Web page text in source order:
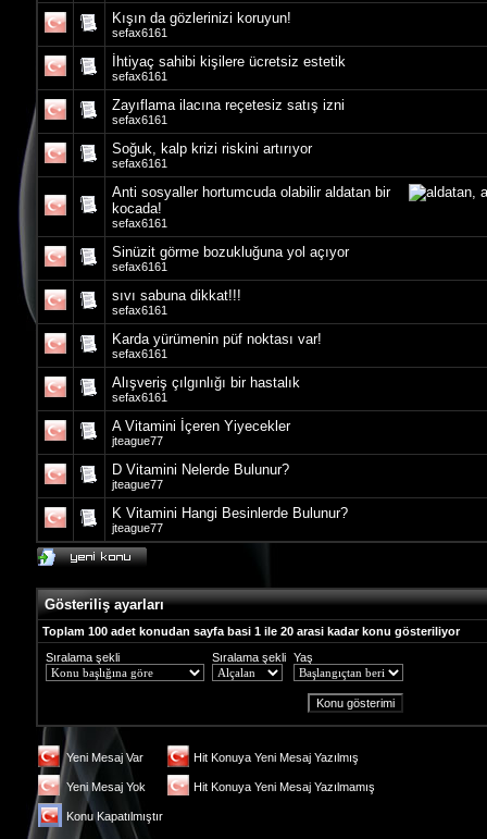
Kışın da gözlerinizi koruyun!
sefax6161
İhtiyaç sahibi kişilere ücretsiz estetik
sefax6161
Zayıflama ilacına reçetesiz satış izni
sefax6161
Soğuk, kalp krizi riskini artırıyor
sefax6161
Anti sosyaller hortumcuda olabilir aldatan bir
kocada!
sefax6161
Sinüzit görme bozukluğuna yol açıyor
sefax6161
sıvı sabuna dikkat!!!
sefax6161
Karda yürümenin püf noktası var!
sefax6161
Alışveriş çılgınlığı bir hastalık
sefax6161
A Vitamini İçeren Yiyecekler
jteague77
D Vitamini Nelerde Bulunur?
jteague77
K Vitamini Hangi Besinlerde Bulunur?
jteague77
Gösteriliş ayarları
Toplam 100 adet konudan sayfa basi 1 ile 20 arasi kadar konu gösteriliyor
Sıralama şekli
Sıralama şekli Yaş
Yeni Mesaj Var Hit Konuya Yeni Mesaj Yazılmış
Yeni Mesaj Yok Hit Konuya Yeni Mesaj Yazılmamış
Konu Kapatılmıştır